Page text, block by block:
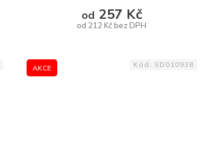
od 212 Kč bez DPH
od 257 Kč
AKCE Kód: SD010938